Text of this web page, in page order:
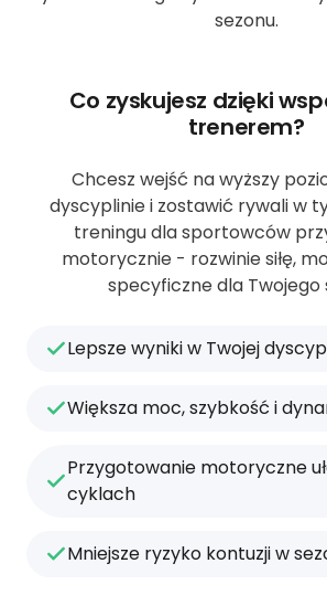
sezonu.
Co zyskujesz dzięki
trenerem?
Chcesz wejść na wyższy
dyscyplinie i zostawić rywali w
treningu dla sportowców
motorycznie - rozwinie siłę,
specyficzne dla Twojego
Lepsze wyniki w Twojej
Większa moc, szybkość i
Przygotowanie motoryczne
cyklach
Mniejsze ryzyko kontuzji w